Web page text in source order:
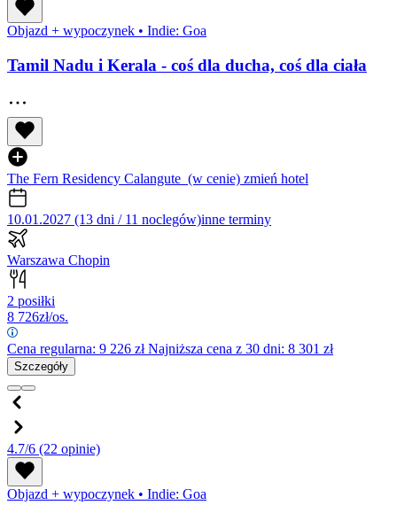
Objazd + wypoczynek • Indie: Goa
Tamil Nadu i Kerala - coś dla ducha, coś dla ciała
The Fern Residency Calangute (w cenie) zmień hotel
10.01.2027 (13 dni / 11 noclegów)inne terminy
Warszawa Chopin
2 posiłki
8 726zł/os.
Cena regularna: 9 226 złNajniższa cena z 30 dni: 8 301 zł
Szczegóły
4.7/6 (22 opinie)
Objazd + wypoczynek • Indie: Goa